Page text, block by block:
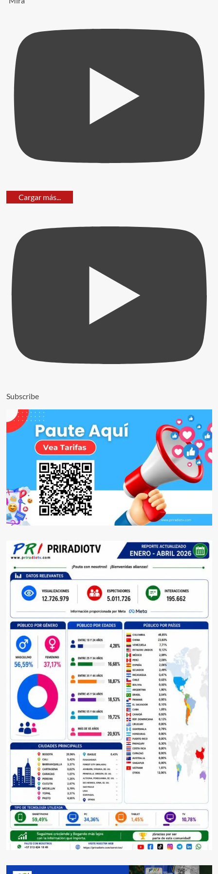
Cargar más...
Subscribe